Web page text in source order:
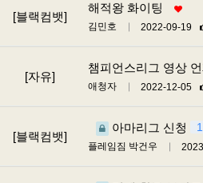
[블랙컴뱃]
해적왕 화이팅
김민호 2022-09-19
[자유]
챔피언스리그 영상
애청자 2022-12-05
[블랙컴뱃]
아마리그 신청 1
플레임짐 박건우